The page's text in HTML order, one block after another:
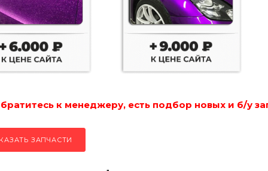
к менеджеру, есть подбор новых и б/у
ЗАПЧАСТИ